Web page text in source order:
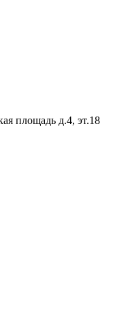
площадь д.4, эт.18